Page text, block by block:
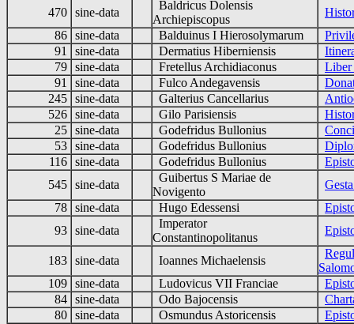
470 sine-data
Baldricus Dolensis
Archiepiscopus
86 sine-data Balduinus I Hierosolymarum
91
sine-data Dermatius Hiberniensis
79 sine-data Fretellus Archidiaconus
Liber
91
sine-data Fulco Andegavensis
245 sine-data Galterius Cancellarius
526 sine-data Gilo Parisiensis
25 sine-data Godefridus Bullonius
53 sine-data Godefridus Bullonius
116 sine-data Godefridus Bullonius
545 sine-data
Guibertus S Mariae de
Novigento
78 sine-data Hugo Edessensi
93 sine-data
Imperator
Constantinopolitanus
183 sine-data Ioannes Michaelensis
109 sine-data Ludovicus VII Franciae
84 sine-data Odo Bajocensis
80 sine-data Osmundus Astoricensis